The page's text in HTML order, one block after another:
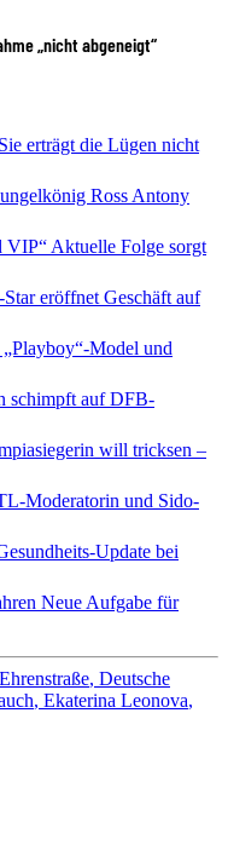
„nicht abgeneigt“
Sie erträgt die Lügen nicht
Ross Antony
VIP“ Aktuelle Folge sorgt
eröffnet Geschäft auf
Model und
schimpft auf DFB-
will tricksen –
Moderatorin und Sido-
Update bei
Neue Aufgabe für
Ehrenstraße Deutsche
Ekaterina Leonova